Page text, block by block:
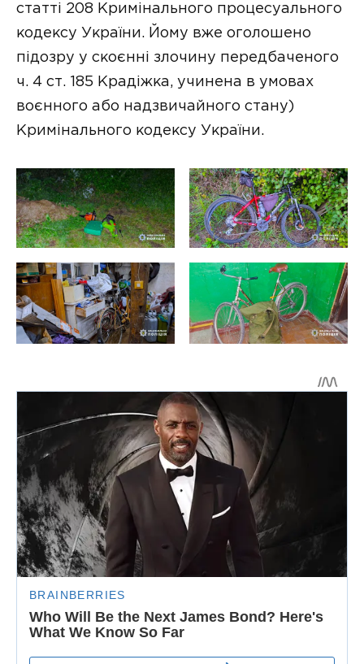
статті 208 Кримінального процесуального
кодексу України. Йому вже оголошено
підозру у скоєнні злочину передбаченого
ч. 4 ст. 185 Крадіжка, учинена в умовах
воєнного або надзвичайного стану)
Кримінального кодексу України.